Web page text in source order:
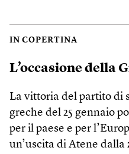
IN COPERTINA
L’occasione della
La vittoria del partito di
greche del 25 gennaio
per il paese e per
un’uscita di Atene dalla